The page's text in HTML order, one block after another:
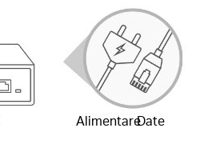
AlimentareDate